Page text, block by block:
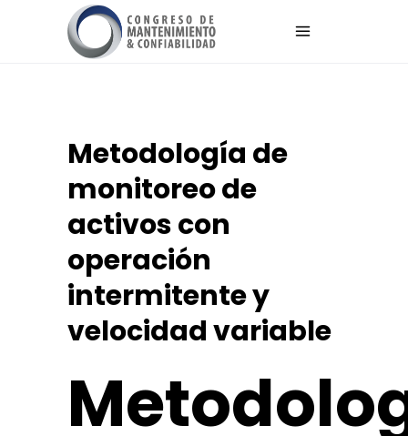
Metodología de
monitoreo de
activos con
operación
intermitente y
velocidad variable